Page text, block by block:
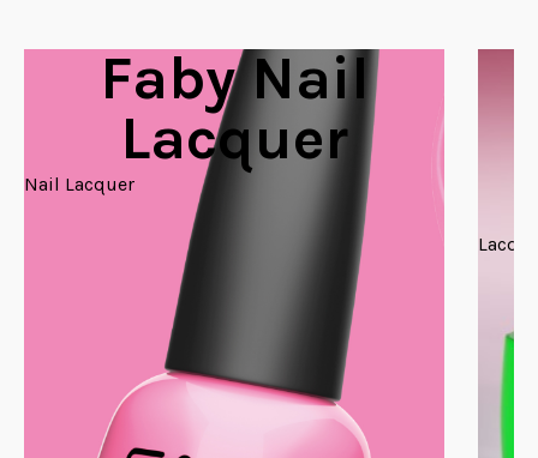
Faby Nail
Lacquer
Nail Lacquer